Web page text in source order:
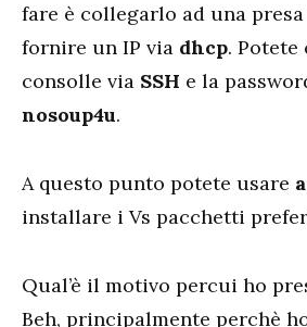
fare è collegarlo ad una
fornire un IP via dhcp.
consolle via SSH e la
nosoup4u.
A questo punto potete usare
installare i Vs pacchetti
Qual’è il motivo percui ho
Beh, principalmente perchè